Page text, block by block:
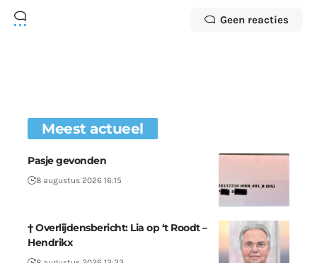
Geen reacties
Meest actueel
Pasje gevonden
8 augustus 2026 16:15
† Overlijdensbericht: Lia op ‘t Roodt –
Hendrikx